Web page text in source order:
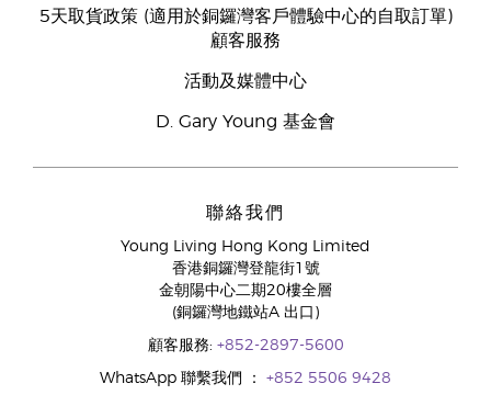
5天取貨政策 (適用於銅鑼灣客戶體驗中心的自取訂單)
顧客服務
活動及媒體中心
D. Gary Young 基金會
聯絡我們
Young Living Hong Kong Limited
香港銅鑼灣登龍街1號
金朝陽中心二期20樓全層
(銅鑼灣地鐵站A 出口)
顧客服務: +852-2897-5600
WhatsApp 聯繫我們 ： +852 5506 9428